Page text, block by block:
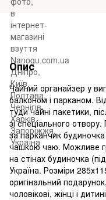
Опис
Чайний органайзер у
балконом і парканом.
туди чайні пакетики,
зі спеціального
за парканчик
чашкою чаю. Можливе
на стінах будиночка
Україна. Розміри
оригінальний
чоловікові, жінці і